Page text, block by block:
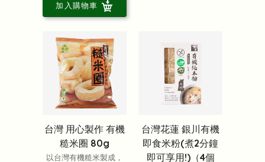
加入購物車
台灣 用心製作 有機
糙米圈 80g
以台灣有機糙米製成，
台灣花蓮 銀川有機
即食米粉(煮2分鐘
即可享用!)（4個